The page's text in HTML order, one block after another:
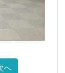
へ